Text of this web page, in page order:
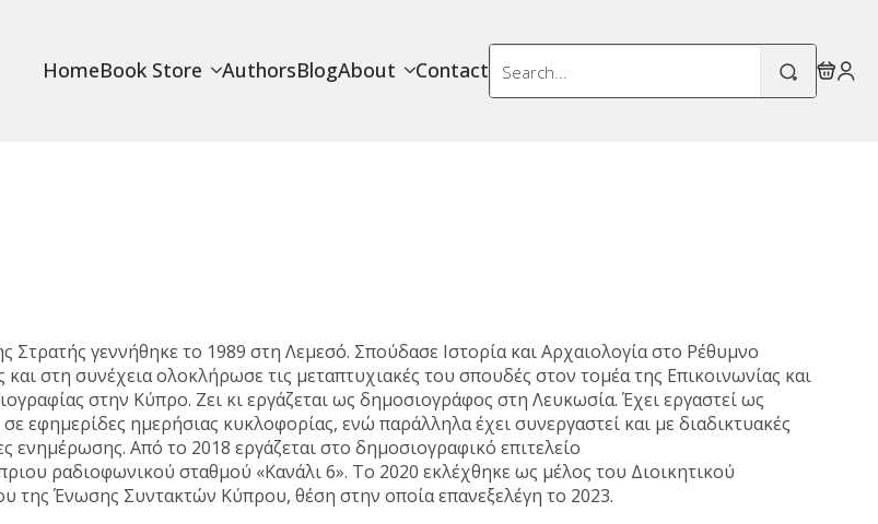
HomeBook Store AuthorsBlogAbout Contact
Search
for:
Στρατής γεννήθηκε το 1989 στη Λεμεσό. Σπούδασε Ιστορία και Αρχαιολογία στο Ρέθυμνο
και στη συνέχεια ολοκλήρωσε τις μεταπτυχιακές του σπουδές στον τομέα της Επικοινωνίας και
στην Κύπρο. Ζει κι εργάζεται ως δημοσιογράφος στη Λευκωσία. Έχει εργαστεί ως
εφημερίδες ημερήσιας κυκλοφορίας, ενώ παράλληλα έχει συνεργαστεί και με διαδικτυακές
ενημέρωσης. Από το 2018 εργάζεται στο δημοσιογραφικό επιτελείο
ραδιοφωνικού σταθμού «Κανάλι 6». Το 2020 εκλέχθηκε ως μέλος του Διοικητικού
της Ένωσης Συντακτών Κύπρου, θέση στην οποία επανεξελέγη το 2023.